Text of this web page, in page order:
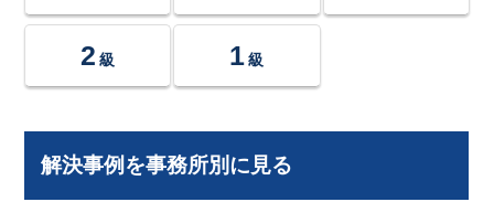
2 級 1 級
解決事例を事務所別に見る